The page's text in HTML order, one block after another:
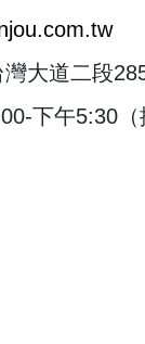
大道二段
下午5:30